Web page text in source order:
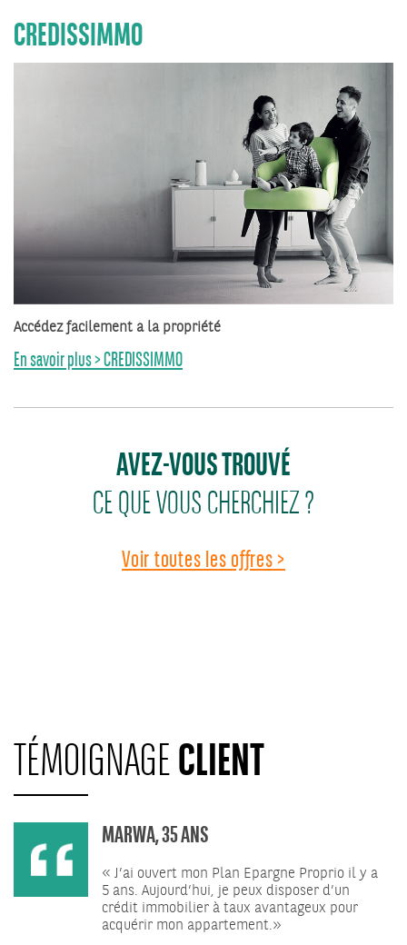
CREDISSIMMO
Accédez facilement à la propriété
En savoir plus > CREDISSIMMO
AVEZ-VOUS TROUVÉ
CE QUE VOUS CHERCHIEZ ?
Voir toutes les offres >
TÉMOIGNAGECLIENT
MARWA, 35 ANS
« J’ai ouvert mon Plan Epargne Proprio il y a
5 ans. Aujourd’hui, je peux disposer d’un
crédit immobilier à taux avantageux pour
acquérir mon appartement.»